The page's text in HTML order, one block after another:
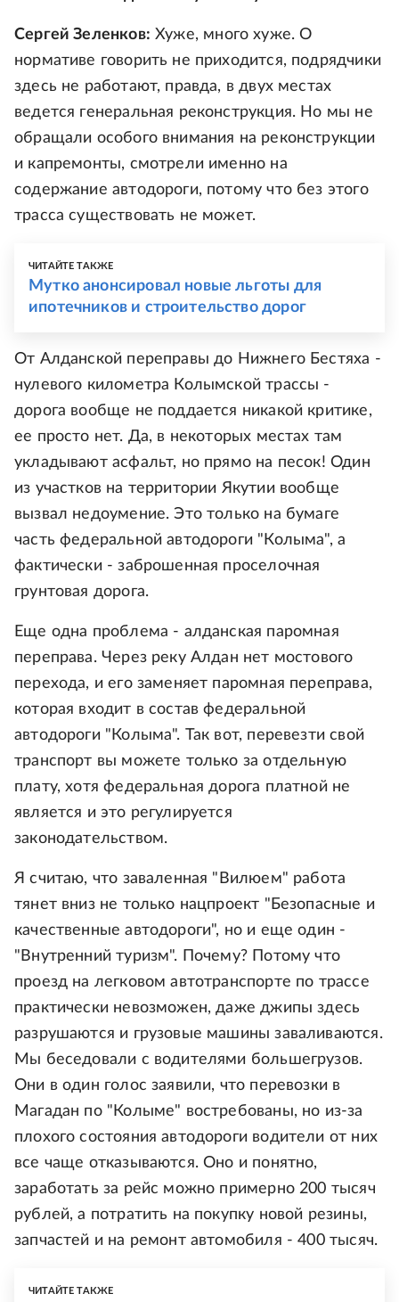
Сергей Зеленков: Хуже, много хуже. О
нормативе говорить не приходится, подрядчики
здесь не работают, правда, в двух местах
ведется генеральная реконструкция. Но мы не
обращали особого внимания на реконструкции
и капремонты, смотрели именно на
содержание автодороги, потому что без этого
трасса существовать не может.
ЧИТАЙТЕ ТАКЖЕ
Мутко анонсировал новые льготы для
ипотечников и строительство дорог
От Алданской переправы до Нижнего Бестяха -
нулевого километра Колымской трассы -
дорога вообще не поддается никакой критике,
ее просто нет. Да, в некоторых местах там
укладывают асфальт, но прямо на песок! Один
из участков на территории Якутии вообще
вызвал недоумение. Это только на бумаге
часть федеральной автодороги "Колыма", а
фактически - заброшенная проселочная
грунтовая дорога.
Еще одна проблема - алданская паромная
переправа. Через реку Алдан нет мостового
перехода, и его заменяет паромная переправа,
которая входит в состав федеральной
автодороги "Колыма". Так вот, перевезти свой
транспорт вы можете только за отдельную
плату, хотя федеральная дорога платной не
является и это регулируется
законодательством.
Я считаю, что заваленная "Вилюем" работа
тянет вниз не только нацпроект "Безопасные и
качественные автодороги", но и еще один -
"Внутренний туризм". Почему? Потому что
проезд на легковом автотранспорте по трассе
практически невозможен, даже джипы здесь
разрушаются и грузовые машины заваливаются.
Мы беседовали с водителями большегрузов.
Они в один голос заявили, что перевозки в
Магадан по "Колыме" востребованы, но из-за
плохого состояния автодороги водители от них
все чаще отказываются. Оно и понятно,
заработать за рейс можно примерно 200 тысяч
рублей, а потратить на покупку новой резины,
запчастей и на ремонт автомобиля - 400 тысяч.
ЧИТАЙТЕ ТАКЖЕ